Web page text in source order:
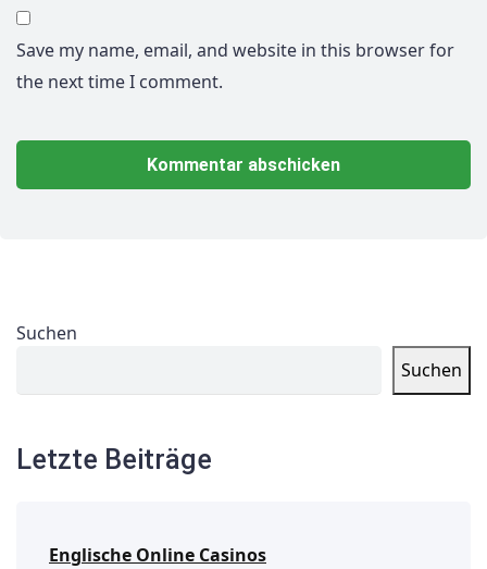
Save my name, email, and website in this browser for
the next time I comment.
Suchen
Suchen
Letzte Beiträge
Englische Online Casinos